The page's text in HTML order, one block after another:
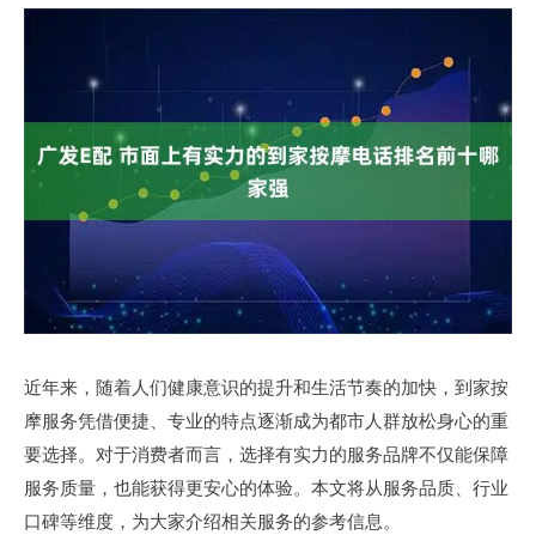
近年来，随着人们健康意识的提升和生活节奏的加快，到家按
摩服务凭借便捷、专业的特点逐渐成为都市人群放松身心的重
要选择。对于消费者而言，选择有实力的服务品牌不仅能保障
服务质量，也能获得更安心的体验。本文将从服务品质、行业
口碑等维度，为大家介绍相关服务的参考信息。